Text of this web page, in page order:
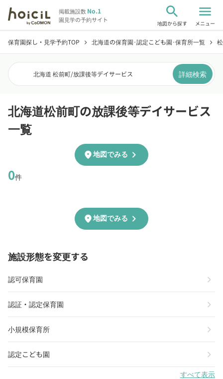
掲載施設数No.1
園見学の予約サイト
search
地図から探す
menu
メニュー
保育園探し・見学予約TOP chevron_right 北海道の保育園･認定こども園･保育所一覧 chevron_right
北海道 松前町/放課後等デイサービス 詳細検索
北海道松前町の放課後等デイサービス
一覧
0件
location_on地図でみる chevron_right
location_on地図でみる chevron_right
施設形態を変更する
認可保育園 chevron_right
認証・認定保育園 chevron_right
小規模保育所 chevron_right
認定こども園 chevron_right
すべて表示